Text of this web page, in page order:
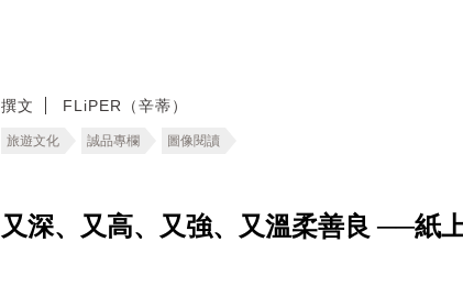
撰文 FLiPER（辛蒂）
旅遊文化 誠品專欄 圖像閱讀
又深、又高、又強、又溫柔善良 ──紙